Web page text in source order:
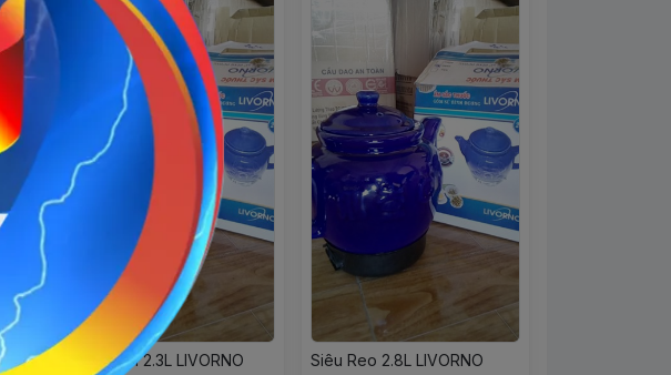
Siêu Xanh 2.3L LIVORNO Siêu Reo 2.8L LIVORNO